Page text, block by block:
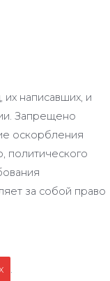
написавших, и
Запрещено
оскорбления
политического
за собой право
.